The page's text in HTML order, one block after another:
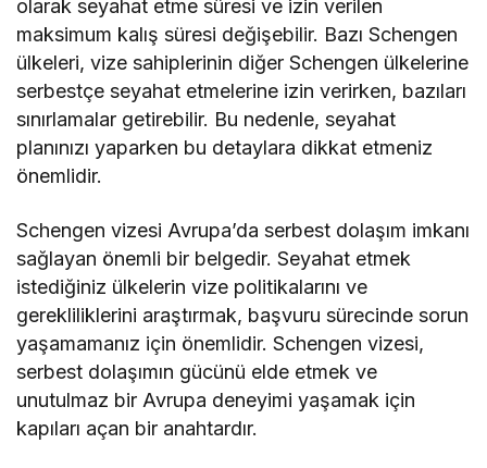
olarak seyahat etme süresi ve izin verilen
maksimum kalış süresi değişebilir. Bazı Schengen
ülkeleri, vize sahiplerinin diğer Schengen ülkelerine
serbestçe seyahat etmelerine izin verirken, bazıları
sınırlamalar getirebilir. Bu nedenle, seyahat
planınızı yaparken bu detaylara dikkat etmeniz
önemlidir.
Schengen vizesi Avrupa’da serbest dolaşım imkanı
sağlayan önemli bir belgedir. Seyahat etmek
istediğiniz ülkelerin vize politikalarını ve
gerekliliklerini araştırmak, başvuru sürecinde sorun
yaşamamanız için önemlidir. Schengen vizesi,
serbest dolaşımın gücünü elde etmek ve
unutulmaz bir Avrupa deneyimi yaşamak için
kapıları açan bir anahtardır.